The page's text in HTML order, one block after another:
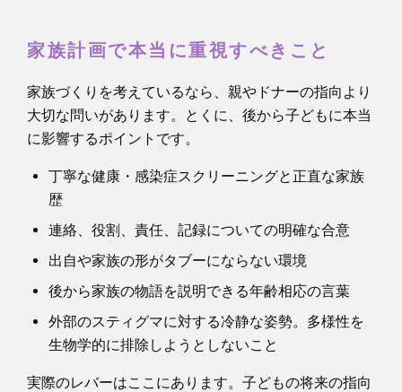
家族計画で本当に重視すべきこと
家族づくりを考えているなら、親やドナーの指向より
大切な問いがあります。とくに、後から子どもに本当
に影響するポイントです。
丁寧な健康・感染症スクリーニングと正直な家族
歴
連絡、役割、責任、記録についての明確な合意
出自や家族の形がタブーにならない環境
後から家族の物語を説明できる年齢相応の言葉
外部のスティグマに対する冷静な姿勢。多様性を
生物学的に排除しようとしないこと
実際のレバーはここにあります。子どもの将来の指向